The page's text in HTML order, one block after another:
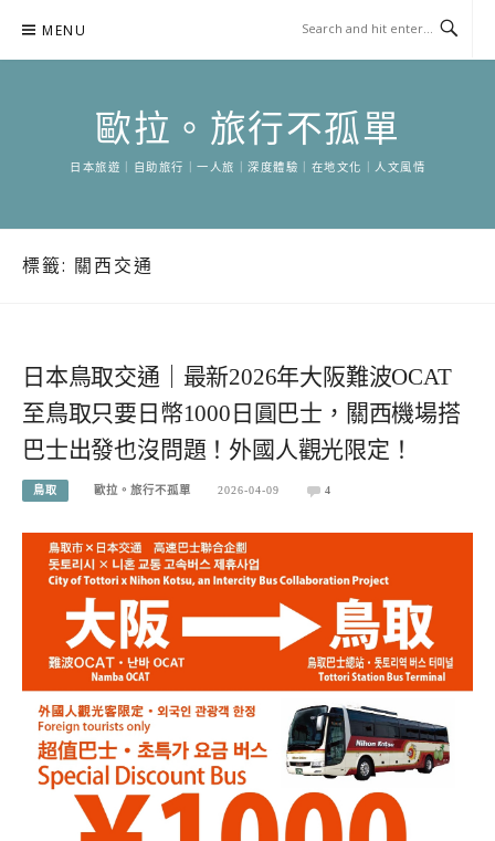
content
MENU
歐拉。旅行不孤單
日本旅遊｜自助旅行｜一人旅｜深度體驗｜在地文化｜人文風情
標籤: 關西交通
日本鳥取交通｜最新2026年大阪難波OCAT
至鳥取只要日幣1000日圓巴士，關西機場搭
巴士出發也沒問題！外國人觀光限定！
鳥取 歐拉。旅行不孤單 2026-04-09 4